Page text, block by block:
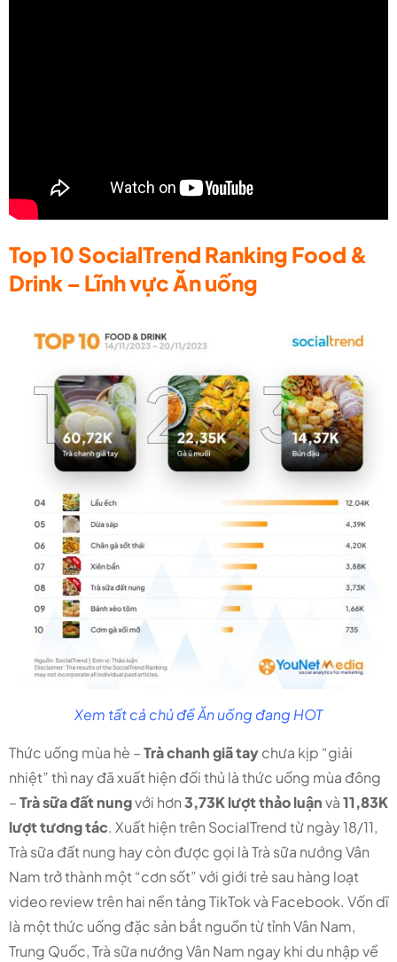
Top 10 SocialTrend Ranking Food &
Drink – Lĩnh vực Ăn uống
Xem tất cả chủ đề Ăn uống đang HOT
Thức uống mùa hè –Trà chanh giã taychưa kịp “giải
nhiệt” thì nay đã xuất hiện đối thủ là thức uống mùa đông
–Trà sữa đất nungvới hơn3,73K lượt thảo luậnvà11,83K
lượt tương tác. Xuất hiện trên SocialTrend từ ngày 18/11,
Trà sữa đất nung hay còn được gọi là Trà sữa nướng Vân
Nam trở thành một “cơn sốt” với giới trẻ sau hàng loạt
video review trên hai nền tảng TikTok và Facebook. Vốn dĩ
là một thức uống đặc sản bắt nguồn từ tỉnh Vân Nam,
Trung Quốc, Trà sữa nướng Vân Nam ngay khi du nhập về